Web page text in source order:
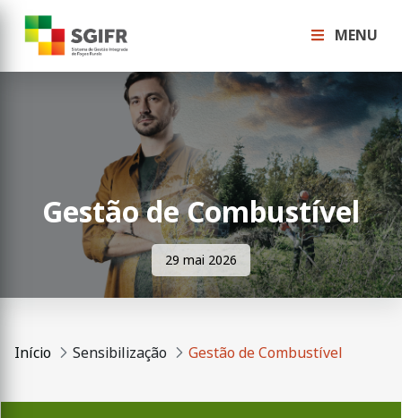
MENU
Gestão de Combustível
29 mai 2026
Início Sensibilização Gestão de Combustível